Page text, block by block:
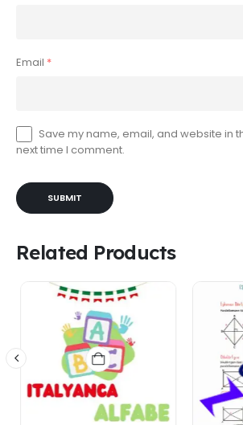
Email *
Save my name, email, and website in
next time I comment.
Related Products